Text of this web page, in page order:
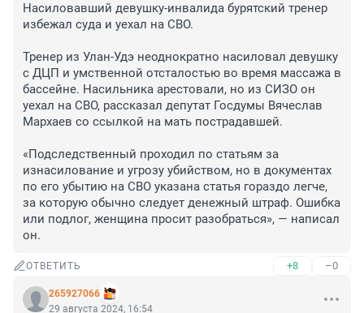
Насиловавший девушку-инвалида бурятский тренер
избежал суда и уехал на СВО.
Тренер из Улан-Удэ неоднократно насиловал девушку
с ДЦП и умственной отсталостью во время массажа в
бассейне. Насильника арестовали, но из СИЗО он
уехал на СВО, рассказал депутат Госдумы Вячеслав
Мархаев со ссылкой на мать пострадавшей.
«Подследственный проходил по статьям за
изнасилование и угрозу убийством, но в документах
по его убытию на СВО указана статья гораздо легче,
за которую обычно следует денежный штраф. Ошибка
или подлог, женщина просит разобраться», — написал
он.
ОТВЕТИТЬ +8 –0
265927066
29 августа 2024, 16:54